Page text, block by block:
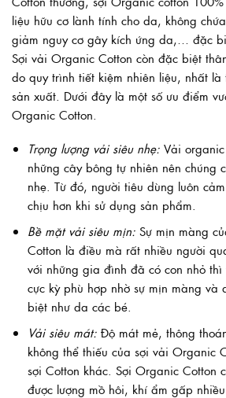
liệu hữu cơ lành tính cho da, không
giảm nguy cơ gây kích ứng da,… đặc
Sợi vải Organic Cotton còn đặc biệt
do quy trình tiết kiệm nhiên liệu, nhất là
sản xuất. Dưới đây là một số ưu điểm
Organic Cotton.
Trọng lượng vải siêu nhẹ:Vải organic
những cây bông tự nhiên nên chúng
nhẹ. Từ đó, người tiêu dùng luôn
chịu hơn khi sử dụng sản phẩm.
Bề mặt vải siêu mịn:Sự mịn màng
Cotton là điều mà rất nhiều người
với những gia đình đã có con nhỏ
cực kỳ phù hợp nhờ sự mịn màng và
biệt như da các bé.
Vải siêu mát:Độ mát mẻ, thông
không thể thiếu của sợi vải Organic
sợi Cotton khác. Sợi Organic Cotton
được lượng mồ hôi, khí ẩm gấp